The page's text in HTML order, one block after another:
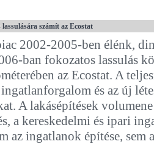
számít az Ecostat
2002-2005-ben élénk,
ban fokozatos lassulás
az Ecostat. A
és az új
A lakásépítések
a kereskedelmi és ipari
az ingatlanok építése, sem